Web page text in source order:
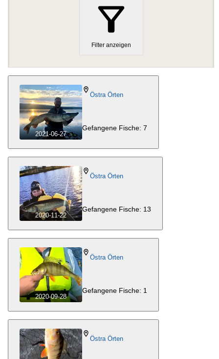
Filter anzeigen
2021-06-27
Östra Örten
Gefangene Fische: 7
2020-11-22
Östra Örten
Gefangene Fische: 13
2020-09-28
Östra Örten
Gefangene Fische: 1
Östra Örten